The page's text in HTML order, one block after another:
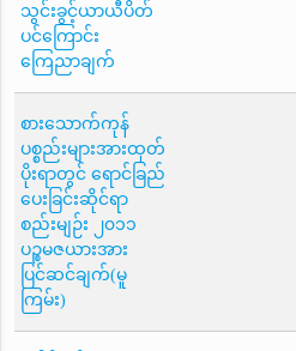
သွင်းခွင့်ယာယီပိတ်
ပင်ကြောင်း
ကြေညာချက်
စားသောက်ကုန်
ပစ္စည်းများအားထုတ်
ပိုးရာတွင် ရောင်ခြည်
ပေးခြင်းဆိုင်ရာ
စည်းမျဉ်း ၂၀၁၁
ပဉ္စမဇယားအား
ပြင်ဆင်ချက်(မူ
ကြမ်း)